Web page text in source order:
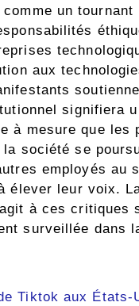
un tournant
aux
signifiera
à mesure que les
la société se
employés au
élever leur voix.
à ces critiques
surveillée dans
Tiktok aux États-